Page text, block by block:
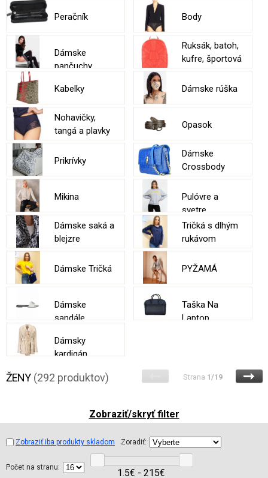
Peračník Body
Dámske
pančuchy
Ruksák, batoh,
kufre, športová
taška
Kabelky
Dámske rúška
Nohavičky,
tangá a plavky
Opasok
Prikrívky
Dámske
Crossbody
Kabelky
Mikina
Pulóvre a
svetre
Dámske saká a
blejzre
Tričká s dlhým
rukávom
Dámske Tričká PYŽAMÁ
Dámske
sandále
Taška Na
Laptop
Dámsky
kardigán
ŽENY (292 produktov) Strana 1/19
Zobraziť/skryť filter
Zobraziť iba produkty skladom Zoradiť:
Počet na stranu:
1.5€ - 215€